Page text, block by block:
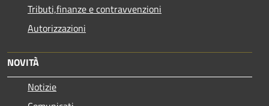
Tributi,finanze e contravvenzioni
Autorizzazioni
NOVITÀ
Notizie